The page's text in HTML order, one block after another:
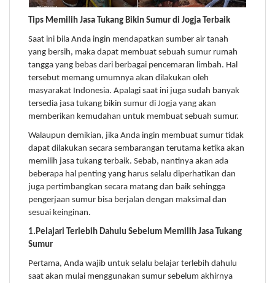
Tips Memilih Jasa Tukang Bikin Sumur di Jogja Terbaik
Saat ini bila Anda ingin mendapatkan sumber air tanah
yang bersih, maka dapat membuat sebuah sumur rumah
tangga yang bebas dari berbagai pencemaran limbah. Hal
tersebut memang umumnya akan dilakukan oleh
masyarakat Indonesia. Apalagi saat ini juga sudah banyak
tersedia jasa tukang bikin sumur di Jogja yang akan
memberikan kemudahan untuk membuat sebuah sumur.
Walaupun demikian, jika Anda ingin membuat sumur tidak
dapat dilakukan secara sembarangan terutama ketika akan
memilih jasa tukang terbaik. Sebab, nantinya akan ada
beberapa hal penting yang harus selalu diperhatikan dan
juga pertimbangkan secara matang dan baik sehingga
pengerjaan sumur bisa berjalan dengan maksimal dan
sesuai keinginan.
1.Pelajari Terlebih Dahulu Sebelum Memilih Jasa Tukang
Sumur
Pertama, Anda wajib untuk selalu belajar terlebih dahulu
saat akan mulai menggunakan sumur sebelum akhirnya